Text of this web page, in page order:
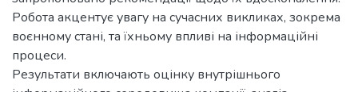
Робота акцентує увагу на сучасних викликах, зокрема
воєнному стані, та їхньому впливі на інформаційні
процеси.
Результати включають оцінку внутрішнього